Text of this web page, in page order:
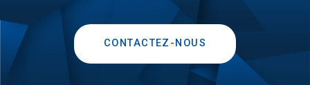
CONTACTEZ-NOUS